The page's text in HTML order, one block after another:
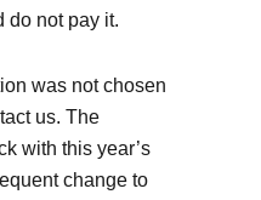
do not pay it.
was not chosen
us. The
with this year’s
change to